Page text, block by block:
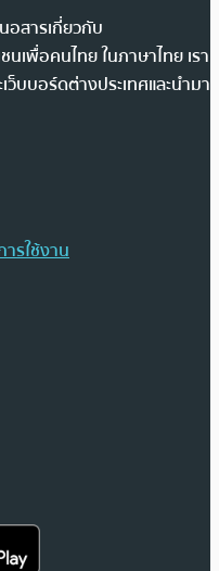
อสารเกี่ยวกับ
นเพื่อคนไทย ในภาษาไทย เรา
บบอร์ดต่างประเทศและนำมา
รใช้งาน